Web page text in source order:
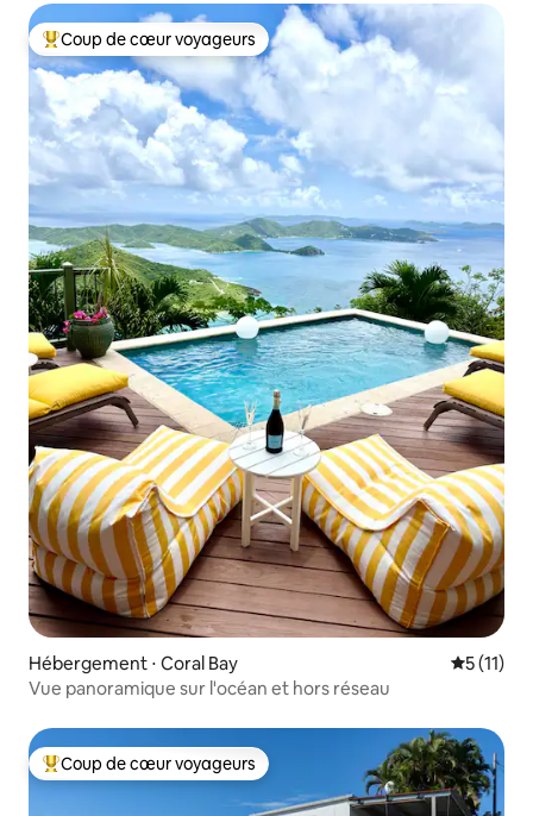
Coups de cœur voyageurs les plus appréciés
Coup de cœur voyageurs
Hébergement ⋅ Coral Bay
5 (11)
Vue panoramique sur l'océan et hors réseau
Coups de cœur voyageurs les plus appréciés
Coup de cœur voyageurs